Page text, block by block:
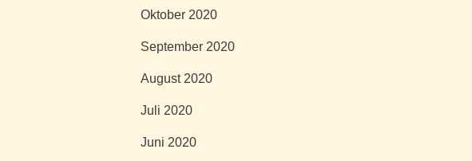
Oktober 2020
September 2020
August 2020
Juli 2020
Juni 2020